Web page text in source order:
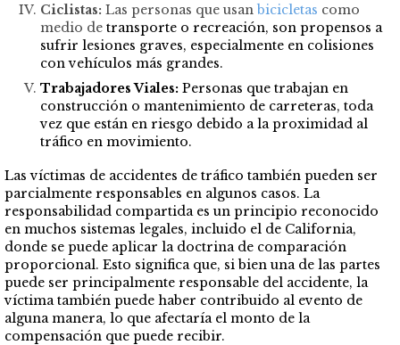
Ciclistas: Las personas que usan bicicletas como
medio de transporte o recreación, son propensos a
sufrir lesiones graves, especialmente en colisiones
con vehículos más grandes.
Trabajadores Viales: Personas que trabajan en
construcción o mantenimiento de carreteras, toda
vez que están en riesgo debido a la proximidad al
tráfico en movimiento.
Las víctimas de accidentes de tráfico también pueden ser
parcialmente responsables en algunos casos. La
responsabilidad compartida es un principio reconocido
en muchos sistemas legales, incluido el de California,
donde se puede aplicar la doctrina de comparación
proporcional. Esto significa que, si bien una de las partes
puede ser principalmente responsable del accidente, la
víctima también puede haber contribuido al evento de
alguna manera, lo que afectaría el monto de la
compensación que puede recibir.